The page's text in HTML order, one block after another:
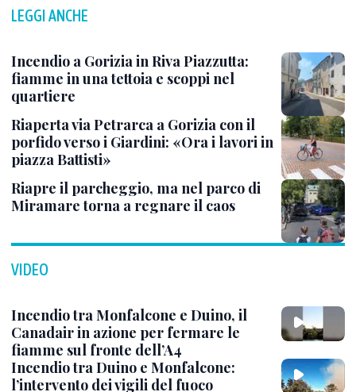
LEGGI ANCHE
Incendio a Gorizia in Riva Piazzutta:
fiamme in una tettoia e scoppi nel
quartiere
Riaperta via Petrarca a Gorizia con il
porfido verso i Giardini: «Ora i lavori in
piazza Battisti»
Riapre il parcheggio, ma nel parco di
Miramare torna a regnare il caos
VIDEO
Incendio tra Monfalcone e Duino, il
Canadair in azione per fermare le
fiamme sul fronte dell’A4
Incendio tra Duino e Monfalcone:
l’intervento dei vigili del fuoco